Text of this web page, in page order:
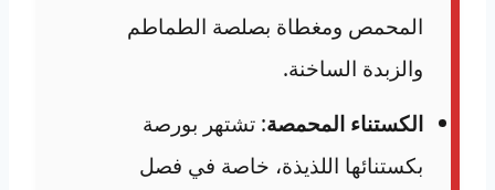
المحمص ومغطاة بصلصة الطماطم
والزبدة الساخنة.
الكستناء المحمصة: تشتهر بورصة
بكستنائها اللذيذة، خاصة في فصل